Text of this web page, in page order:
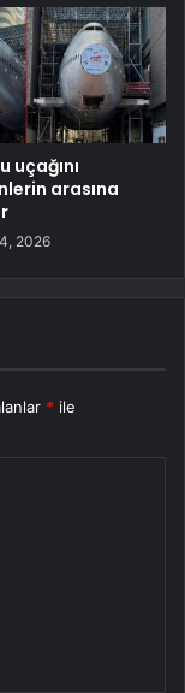
uçağını
arasına
2026
* ile